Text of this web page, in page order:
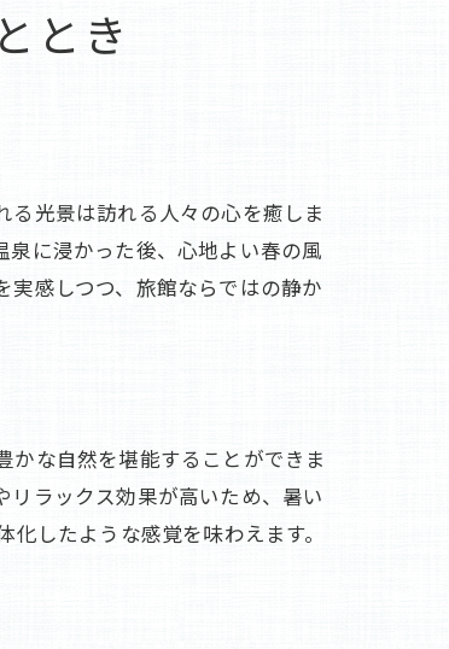
とき
光景は訪れる人々の心を癒しま
に浸かった後、心地よい春の風
感しつつ、旅館ならではの静か
な自然を堪能することができま
ラックス効果が高いため、暑い
したような感覚を味わえます。